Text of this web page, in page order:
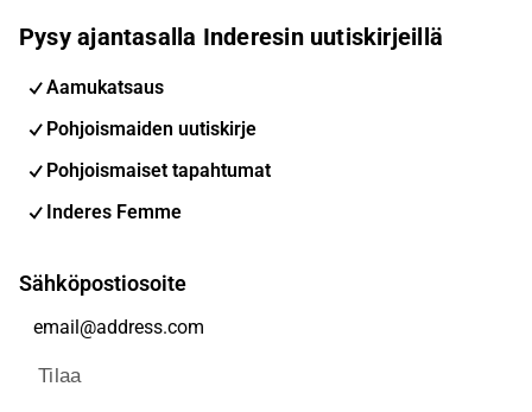
Pysy ajantasalla Inderesin uutiskirjeillä
Aamukatsaus
Pohjoismaiden uutiskirje
Pohjoismaiset tapahtumat
Inderes Femme
Sähköpostiosoite
Tilaa